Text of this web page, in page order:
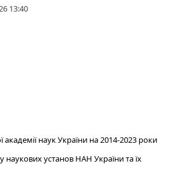
13:40
наук України на 2014-2023 роки
установ НАН України та їх